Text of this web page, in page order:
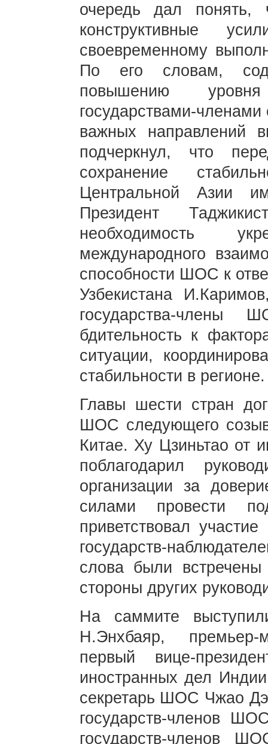
очередь дал понять,
конструктивные
своевременному
По его словам,
повышению
государствами-
важных направлений
подчеркнул, что
сохранение
Центральной Азии
Президент
необходимость
международного
способности ШОС к
Узбекистана
государства-члены
бдительность к
ситуации,
стабильности в регионе.
Главы шести стран
ШОС следующего
Китае. Ху Цзиньтао от
поблагодарил
организации за
силами провести
приветствовал
государств-
слова были
стороны других
На саммите
Н.Энхбаяр,
первый вице-
иностранных дел
секретарь ШОС Чжао
государств-членов
государств-членов